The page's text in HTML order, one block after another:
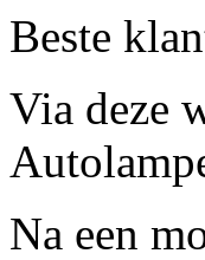
Beste
Via deze
Na een